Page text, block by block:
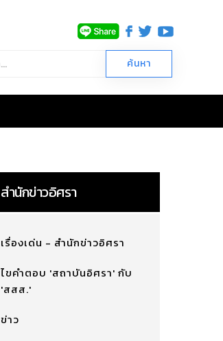
สำนักข่าวอิศรา
เรื่องเด่น - สำนักข่าวอิศรา
ไขคำตอบ 'สถาบันอิศรา' กับ
'สสส.'
ข่าว